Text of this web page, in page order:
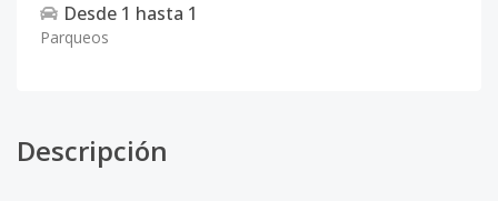
Desde 1 hasta 1
Parqueos
Descripción